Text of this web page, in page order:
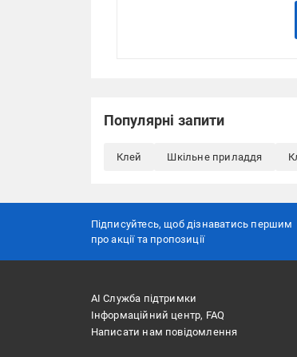
Популярні запити
Клей Шкільне приладдя
Підписуйтесь, щоб дізнаватись першим
про акції та пропозиції
АІ Служба підтримки
Інформаційний центр, FAQ
Написати нам повідомлення